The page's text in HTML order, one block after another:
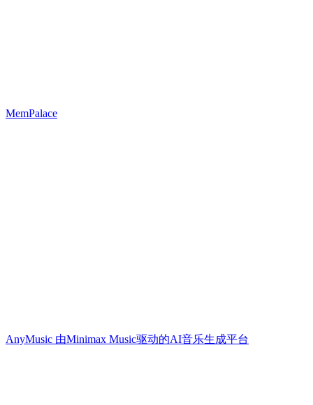
MemPalace
AnyMusic 由Minimax Music驱动的AI音乐生成平台